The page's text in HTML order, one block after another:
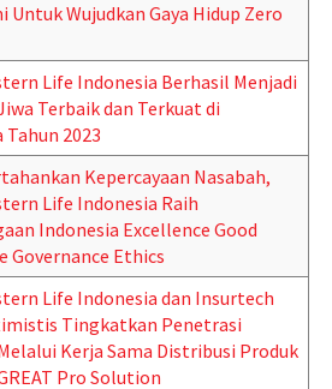
Untuk Wujudkan Gaya Hidup Zero
Life Indonesia Berhasil Menjadi
Terbaik dan Terkuat di
Tahun 2023
Kepercayaan Nasabah,
Life Indonesia Raih
Indonesia Excellence Good
Governance Ethics
Life Indonesia dan Insurtech
Tingkatkan Penetrasi
Kerja Sama Distribusi Produk
Pro Solution